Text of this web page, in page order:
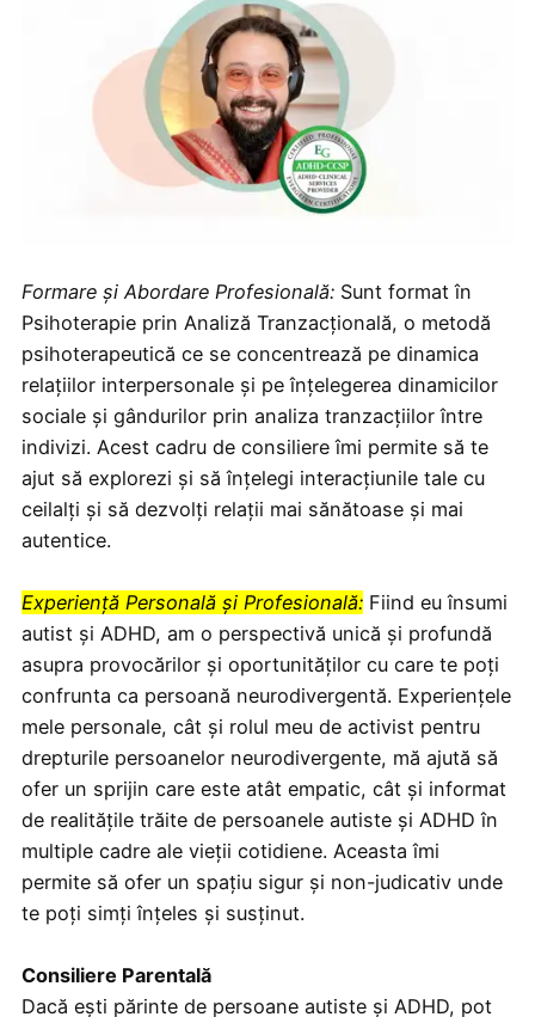
Formare și Abordare Profesională: Sunt format în
Psihoterapie prin Analiză Tranzacțională, o metodă
psihoterapeutică ce se concentrează pe dinamica
relațiilor interpersonale și pe înțelegerea dinamicilor
sociale și gândurilor prin analiza tranzacțiilor între
indivizi. Acest cadru de consiliere îmi permite să te
ajut să explorezi și să înțelegi interacțiunile tale cu
ceilalți și să dezvolți relații mai sănătoase și mai
autentice.
Experiență Personală și Profesională:Fiind eu însumi
autist și ADHD, am o perspectivă unică și profundă
asupra provocărilor și oportunităților cu care te poți
confrunta ca persoană neurodivergentă. Experiențele
mele personale, cât și rolul meu de activist pentru
drepturile persoanelor neurodivergente, mă ajută să
ofer un sprijin care este atât empatic, cât și informat
de realitățile trăite de persoanele autiste și ADHD în
multiple cadre ale vieții cotidiene. Aceasta îmi
permite să ofer un spațiu sigur și non-judicativ unde
te poți simți înțeles și susținut.
Consiliere Parentală
Dacă ești părinte de persoane autiste și ADHD, pot